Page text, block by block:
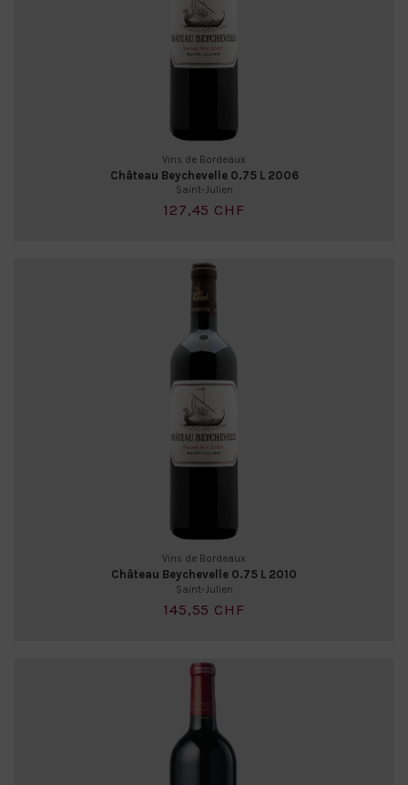
Vins de Bordeaux
Château Beychevelle 0.75 L 2006
Saint-Julien
127,45 CHF
Vins de Bordeaux
Château Beychevelle 0.75 L 2010
Saint-Julien
145,55 CHF